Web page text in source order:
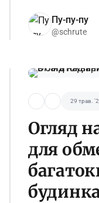
Пу-пу-пу
@schrute
29 трав.
Огляд
для